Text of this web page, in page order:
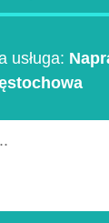
usługa: